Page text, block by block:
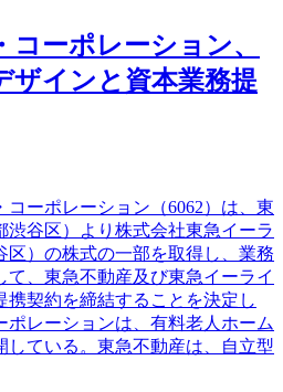
ーポレーション、
ザインと資本業務提
ーポレーション（6062）は、東
渋谷区）より株式会社東急イーラ
区）の株式の一部を取得し、業務
、東急不動産及び東急イーライ
携契約を締結することを決定し
ポレーションは、有料老人ホーム
している。東急不動産は、自立型